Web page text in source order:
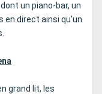
un piano-bar, un
direct ainsi qu’un
grand lit, les